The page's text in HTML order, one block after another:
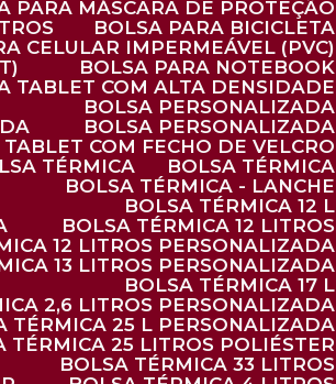
PARA MÁSCARA DE PROTEÇÃO
BOLSA PARA BICICLETA
CELULAR IMPERMEÁVEL (PVC)
BOLSA PARA NOTEBOOK
TABLET COM ALTA DENSIDADE
BOLSA PERSONALIZADA
BOLSA PERSONALIZADA
TABLET COM FECHO DE VELCRO
TÉRMICA
BOLSA TÉRMICA
BOLSA TÉRMICA - LANCHE
BOLSA TÉRMICA 12 L
BOLSA TÉRMICA 12 LITROS
12 LITROS PERSONALIZADA
13 LITROS PERSONALIZADA
BOLSA TÉRMICA 17 L
2,6 LITROS PERSONALIZADA
TÉRMICA 25 L PERSONALIZADA
TÉRMICA 25 LITROS POLIÉSTER
BOLSA TÉRMICA 33 LITROS